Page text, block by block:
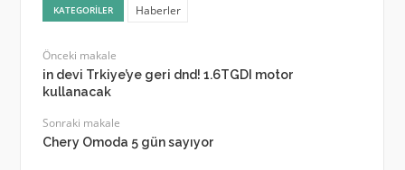
KATEGORILER Haberler
Önceki makale
in devi Trkiye’ye geri dnd! 1.6TGDI motor
kullanacak
Sonraki makale
Chery Omoda 5 gün sayıyor